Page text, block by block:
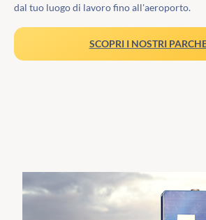
dal tuo luogo di lavoro fino all'aeroporto.
SCOPRI I NOSTRI